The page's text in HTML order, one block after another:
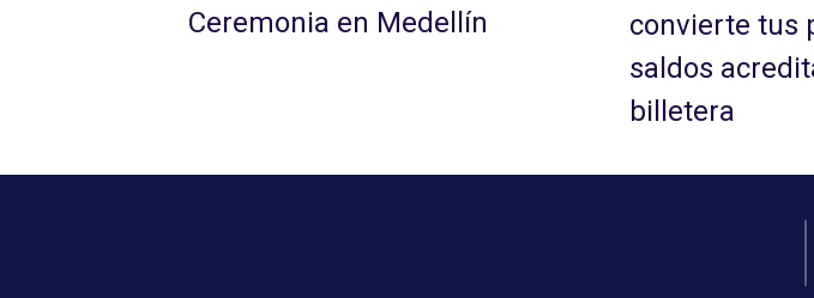
Ceremonia en Bogotá